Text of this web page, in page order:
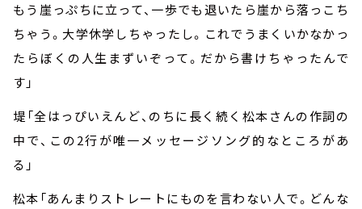
もう崖っぷちに立って、一歩でも退いたら崖から落っこち
ちゃう。大学休学しちゃったし。これでうまくいかなかっ
たらぼくの人生まずいぞって。だから書けちゃったんで
す」
堤「全はっぴいえんど、のちに長く続く松本さんの作詞の
中で、この2行が唯一メッセージソング的なところがあ
る」
松本「あんまりストレートにものを言わない人で。どんな